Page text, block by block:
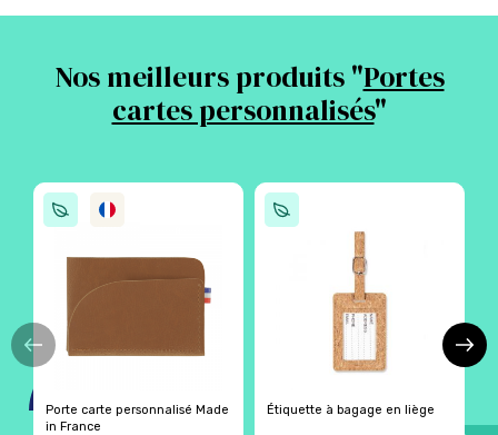
Nos meilleurs produits "Portes
cartes personnalisés"
Porte carte personnalisé Made
in France
Étiquette à bagage en liège